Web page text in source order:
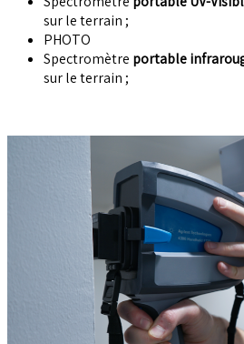
sur le terrain ;
PHOTO
Spectromètre portable
sur le terrain ;